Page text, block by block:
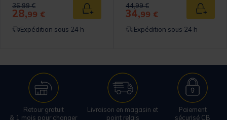
panier
Price reduced from
36,99 €to
28,99 € Ajouter au panier
Expédition sous 24 h
Price reduced from
44,99 €to
34,99 €
Expédition sous 24 h
Retour gratuit
& 1 mois pour changer
Livraison en magasin et
point relais
Paiement
sécurisé CB